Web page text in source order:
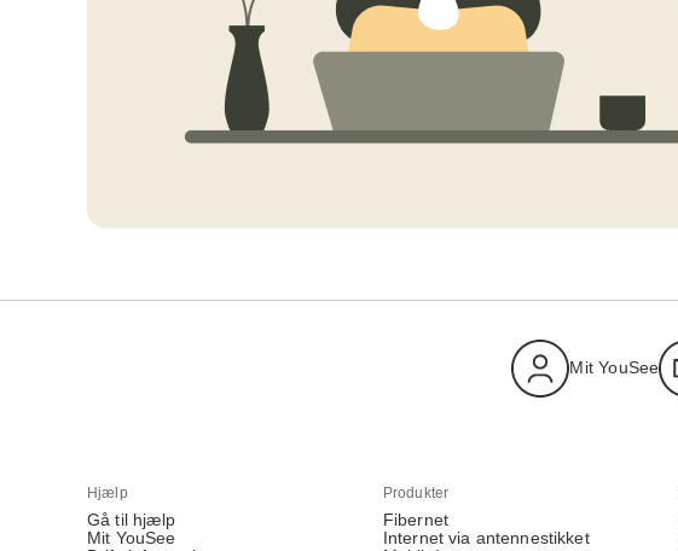
Mit YouSee
Hjælp
Gå til hjælp
Mit YouSee
Produkter
Fibernet
Internet via antennestikket